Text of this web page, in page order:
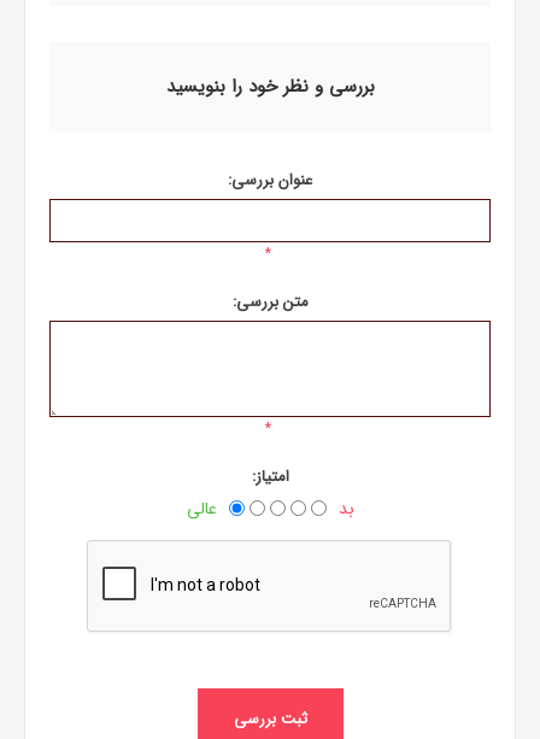
بررسی و نظر خود را بنویسید
عنوان بررسی:
*
متن بررسی:
*
امتیاز:
بد عالی
ثبت بررسی